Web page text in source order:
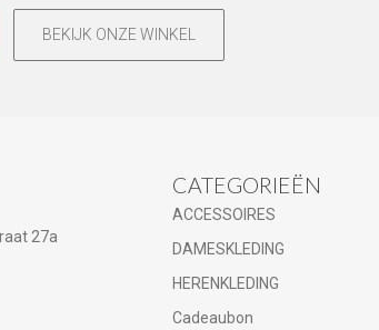
BEKIJK ONZE WINKEL
27a
CATEGORIEËN
ACCESSOIRES
DAMESKLEDING
HERENKLEDING
Cadeaubon